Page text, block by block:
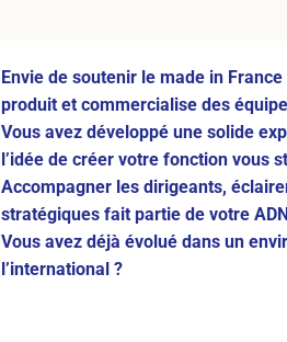
Envie de soutenir le made in
produit et commercialise des
Vous avez développé une solide
l’idée de créer votre fonction vous
Accompagner les dirigeants,
stratégiques fait partie de votre
Vous avez déjà évolué dans un
l’international ?